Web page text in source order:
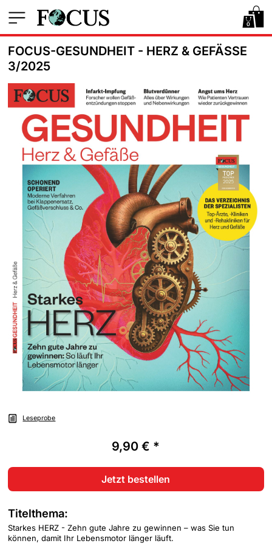
0
FOCUS-GESUNDHEIT - HERZ & GEFÄSSE 3
/2025
Leseprobe
9,90 € *
Jetzt bestellen
Titelthema:
Starkes HERZ - Zehn gute Jahre zu gewinnen – was Sie tun
können, damit Ihr Lebensmotor länger läuft.